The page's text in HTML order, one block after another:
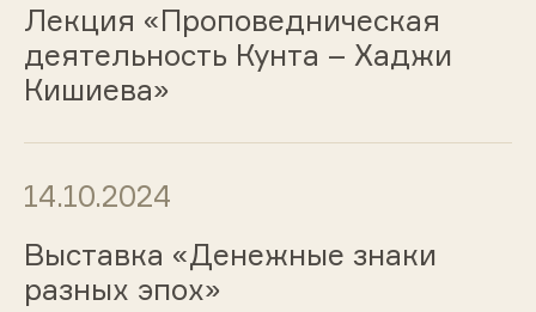
Лекция «Проповедническая
деятельность Кунта – Хаджи
Кишиева»
14.10.2024
Выставка «Денежные знаки
разных эпох»